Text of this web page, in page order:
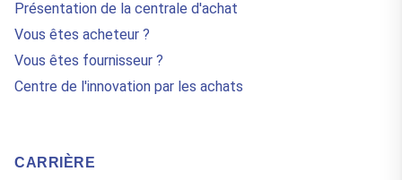
Présentation de la centrale d'achat
Vous êtes acheteur ?
Vous êtes fournisseur ?
Centre de l'innovation par les achats
CARRIÈRE